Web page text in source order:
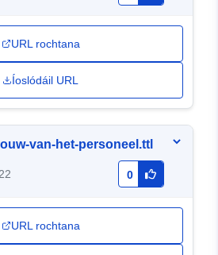
URL rochtana
Íoslódáil URL
van-het-personeel.ttl
0
URL rochtana